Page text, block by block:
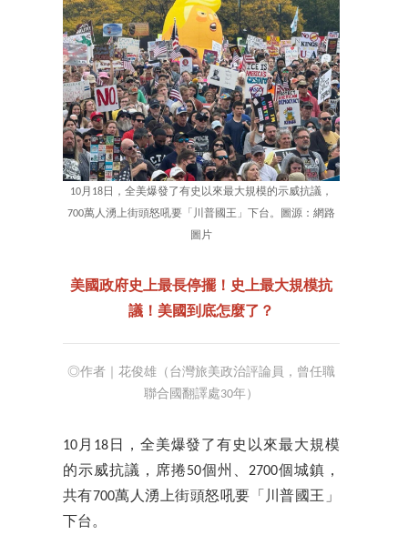
10月18日，全美爆發了有史以來最大規模的示威抗議，
700萬人湧上街頭怒吼要「川普國王」下台。圖源：網路
圖片
美國政府史上最長停擺！史上最大規模抗
議！美國到底怎麼了？
◎作者｜花俊雄（台灣旅美政治評論員，曾任職
聯合國翻譯處30年）
10月18日，全美爆發了有史以來最大規模
的示威抗議，席捲50個州、2700個城鎮，
共有700萬人湧上街頭怒吼要「川普國王」
下台。